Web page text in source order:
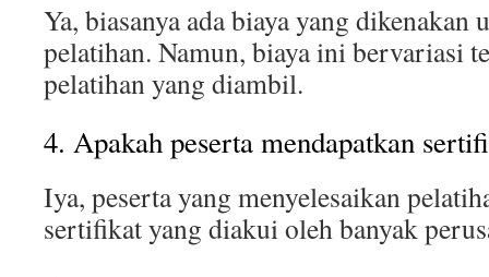
Ya, biasanya ada biaya yang
pelatihan. Namun, biaya ini bervariasi
pelatihan yang diambil.
4. Apakah peserta mendapatkan
Iya, peserta yang menyelesaikan
sertifikat yang diakui oleh banyak